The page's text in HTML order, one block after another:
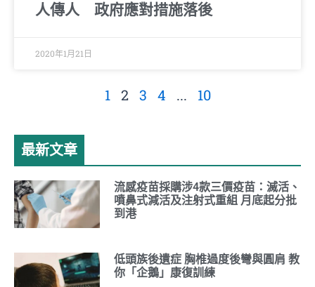
人傳人 政府應對措施落後
2020年1月21日
1 2 3 4 ... 10
最新文章
流感疫苗採購涉4款三價疫苗：滅活、
噴鼻式減活及注射式重組 月底起分批
到港
低頭族後遺症 胸椎過度後彎與圓肩 教
你「企鵝」康復訓練